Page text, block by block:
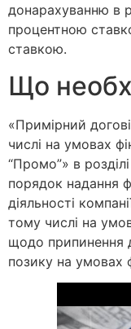
донарахуванню в
процентною
ставкою.
Що
«Примірний
числі на умовах
“Промо”» в
порядок надання
діяльності
тому числі на
щодо припинення
позику на умовах